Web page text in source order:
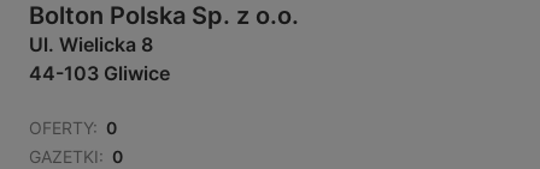
Bolton Polska Sp. z o.o.
Ul. Wielicka 8
44-103 Gliwice
OFERTY: 0
GAZETKI: 0